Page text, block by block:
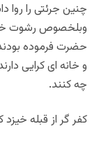
چنین جرئتی را روا
وبلخصوص رشوت
و خانه ای کرایی
چه کنند.
کفر گر از قبله